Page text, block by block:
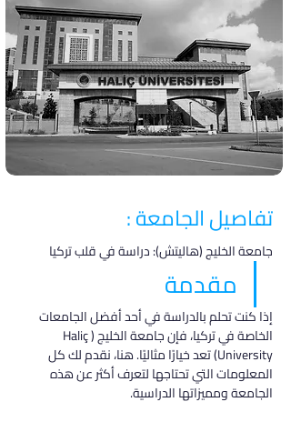
تفاصيل الجامعة :
جامعة الخليج (هاليتش): دراسة في قلب تركيا
مقدمة
إذا كنت تحلم بالدراسة في أحد أفضل الجامعات
الخاصة في تركيا، فإن جامعة الخليج (Haliç
University) تعد خيارًا مثاليًا. هنا، نقدم لك كل
المعلومات التي تحتاجها لتعرف أكثر عن هذه
الجامعة ومميزاتها الدراسية.